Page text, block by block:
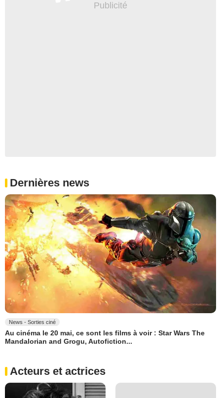
Dernières news
News - Sorties ciné
Au cinéma le 20 mai, ce sont les films à voir : Star Wars The
Mandalorian and Grogu, Autofiction...
Acteurs et actrices